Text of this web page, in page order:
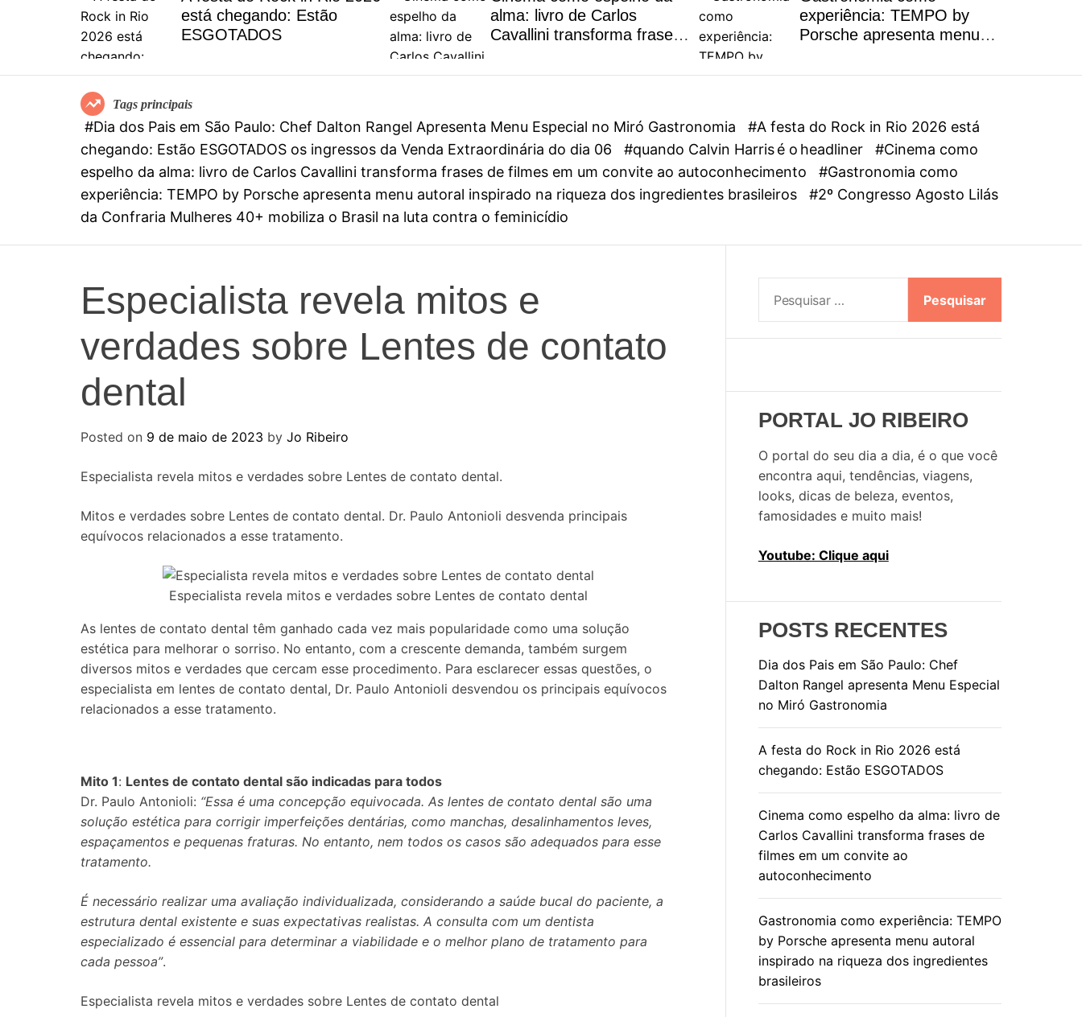
l
o
o
está chegando: Estão
ESGOTADOS
alma: livro de Carlos
Cavallini transforma frases
autoconhecimento
experiência: TEMPO by
Porsche apresenta menu
dos ingredientes brasileiros
Tags principais
#Dia dos Pais em São Paulo: Chef Dalton Rangel Apresenta Menu Especial no Miró Gastronomia
#A festa do Rock in Rio 2026 está
chegando: Estão ESGOTADOS os ingressos da Venda Extraordinária do dia 06
#quando Calvin Harris é o headliner
#Cinema como
espelho da alma: livro de Carlos Cavallini transforma frases de filmes em um convite ao autoconhecimento
#Gastronomia como
experiência: TEMPO by Porsche apresenta menu autoral inspirado na riqueza dos ingredientes brasileiros
#2º Congresso Agosto Lilás
da Confraria Mulheres 40+ mobiliza o Brasil na luta contra o feminicídio
Especialista revela mitos e
verdades sobre Lentes de contato
dental
Posted on 9 de maio de 2023 by Jo Ribeiro
Especialista revela mitos e verdades sobre Lentes de contato dental.
Mitos e verdades sobre Lentes de contato dental. Dr. Paulo Antonioli desvenda principais
equívocos relacionados a esse tratamento.
Especialista revela mitos e verdades sobre Lentes de contato dental
As lentes de contato dental têm ganhado cada vez mais popularidade como uma solução
estética para melhorar o sorriso. No entanto, com a crescente demanda, também surgem
diversos mitos e verdades que cercam esse procedimento. Para esclarecer essas questões, o
especialista em lentes de contato dental, Dr. Paulo Antonioli desvendou os principais equívocos
relacionados a esse tratamento.
Mito 1: Lentes de contato dental são indicadas para todos
Dr. Paulo Antonioli: “Essa é uma concepção equivocada. As lentes de contato dental são uma
solução estética para corrigir imperfeições dentárias, como manchas, desalinhamentos leves,
espaçamentos e pequenas fraturas. No entanto, nem todos os casos são adequados para esse
tratamento.
É necessário realizar uma avaliação individualizada, considerando a saúde bucal do paciente, a
estrutura dental existente e suas expectativas realistas. A consulta com um dentista
especializado é essencial para determinar a viabilidade e o melhor plano de tratamento para
cada pessoa”.
Especialista revela mitos e verdades sobre Lentes de contato dental
s
i
a
r
o
r
PORTAL JO RIBEIRO
O portal do seu dia a dia, é o que você
encontra aqui, tendências, viagens,
looks, dicas de beleza, eventos,
famosidades e muito mais!
Youtube: Clique aqui
POSTS RECENTES
Dia dos Pais em São Paulo: Chef
Dalton Rangel apresenta Menu Especial
no Miró Gastronomia
A festa do Rock in Rio 2026 está
chegando: Estão ESGOTADOS
Cinema como espelho da alma: livro de
Carlos Cavallini transforma frases de
filmes em um convite ao
autoconhecimento
Gastronomia como experiência: TEMPO
by Porsche apresenta menu autoral
inspirado na riqueza dos ingredientes
brasileiros